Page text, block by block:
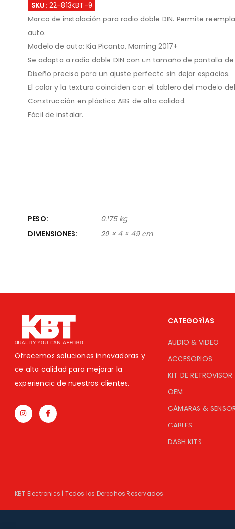
SKU: 22-813KBT-9
Marco de instalación para radio doble DIN. Permite
auto.
Modelo de auto: Kia Picanto, Morning 2017+
Se adapta a radio doble DIN con un tamaño de pantalla
Diseño preciso para un ajuste perfecto sin dejar espacios.
El color y la textura coinciden con el tablero del modelo
Construcción en plástico ABS de alta calidad.
Fácil de instalar.
PESO
0.175 kg
DIMENSIONES
20 × 4 × 49 cm
Ofrecemos soluciones innovadoras y
de alta calidad para mejorar la
experiencia de nuestros clientes.
CATEGORÍAS
AUDIO & VIDEO
ACCESORIOS
KIT DE RETROVISOR
OEM
CÁMARAS &
CABLES
DASH KITS
KBT Electronics | Todos los Derechos Reservados